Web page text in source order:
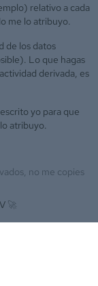
relativo a cada
me lo atribuyo.
de los datos
Lo que hagas
derivada, es
yo para que
atribuyo.
no me copies
🚀